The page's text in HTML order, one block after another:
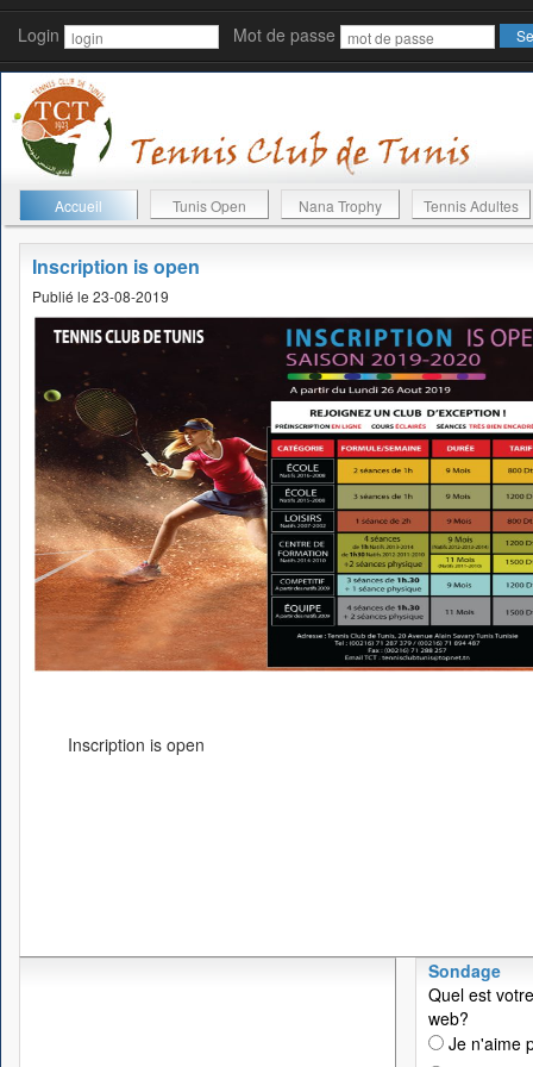
Login Mot de passe
Accueil Tunis Open Nana Trophy Tennis Adultes
Inscription is open
Publié le 23-08-2019
Inscription is open
Sondage
Quel est
web?
Je n'aime